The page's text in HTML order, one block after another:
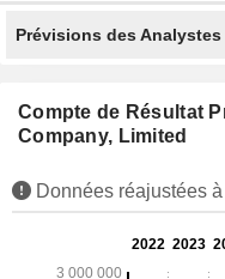
Prévisions des Analystes
Compte de Résultat
Company, Limited
Données réajustées